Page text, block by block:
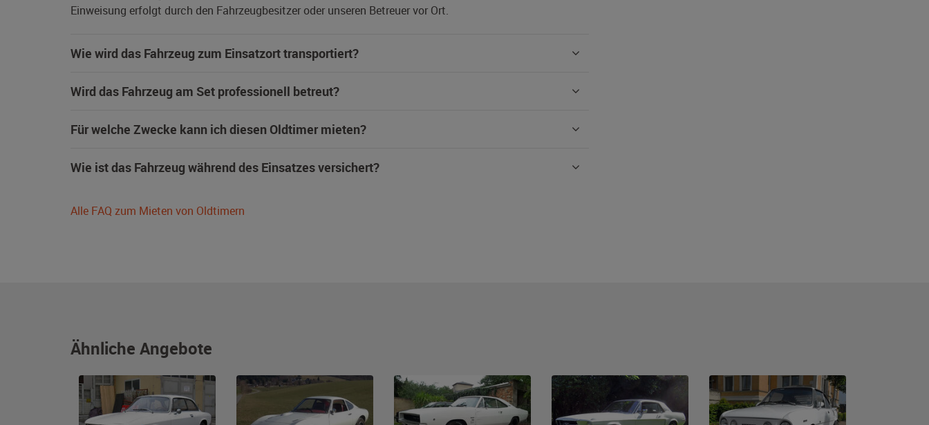
Einweisung erfolgt durch den Fahrzeugbesitzer oder unseren Betreuer vor Ort.
Wie wird das Fahrzeug zum Einsatzort transportiert?
Wird das Fahrzeug am Set professionell betreut?
Für welche Zwecke kann ich diesen Oldtimer mieten?
Wie ist das Fahrzeug während des Einsatzes versichert?
Alle FAQ zum Mieten von Oldtimern
Ähnliche Angebote